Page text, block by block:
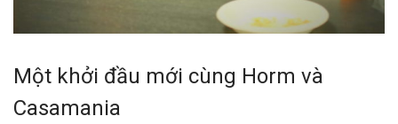
Một khởi đầu mới cùng Horm và
Casamania